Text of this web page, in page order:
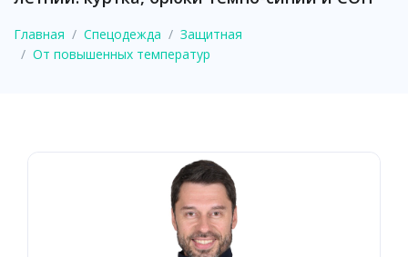
Главная Спецодежда
Защитная
От повышенных температур